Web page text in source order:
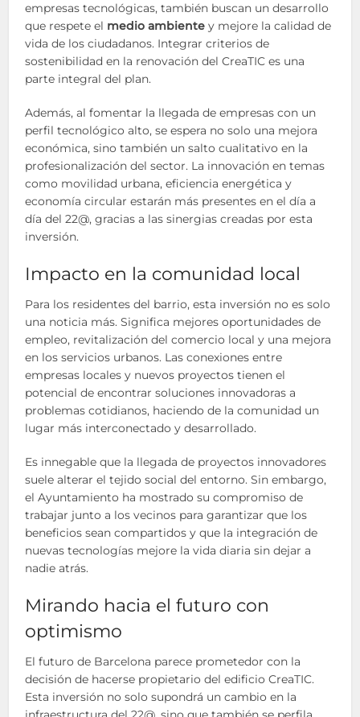
empresas tecnológicas, también buscan un desarrollo
que respete el medio ambiente y mejore la calidad de
vida de los ciudadanos. Integrar criterios de
sostenibilidad en la renovación del CreaTIC es una
parte integral del plan.
Además, al fomentar la llegada de empresas con un
perfil tecnológico alto, se espera no solo una mejora
económica, sino también un salto cualitativo en la
profesionalización del sector. La innovación en temas
como movilidad urbana, eficiencia energética y
economía circular estarán más presentes en el día a
día del 22@, gracias a las sinergias creadas por esta
inversión.
Impacto en la comunidad local
Para los residentes del barrio, esta inversión no es solo
una noticia más. Significa mejores oportunidades de
empleo, revitalización del comercio local y una mejora
en los servicios urbanos. Las conexiones entre
empresas locales y nuevos proyectos tienen el
potencial de encontrar soluciones innovadoras a
problemas cotidianos, haciendo de la comunidad un
lugar más interconectado y desarrollado.
Es innegable que la llegada de proyectos innovadores
suele alterar el tejido social del entorno. Sin embargo,
el Ayuntamiento ha mostrado su compromiso de
trabajar junto a los vecinos para garantizar que los
beneficios sean compartidos y que la integración de
nuevas tecnologías mejore la vida diaria sin dejar a
nadie atrás.
Mirando hacia el futuro con
optimismo
El futuro de Barcelona parece prometedor con la
decisión de hacerse propietario del edificio CreaTIC.
Esta inversión no solo supondrá un cambio en la